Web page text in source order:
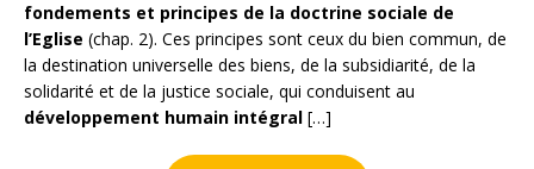
fondements et principes de la doctrine sociale de
l’Eglise (chap. 2). Ces principes sont ceux du bien commun, de
la destination universelle des biens, de la subsidiarité, de la
solidarité et de la justice sociale, qui conduisent au
développement humain intégral […]